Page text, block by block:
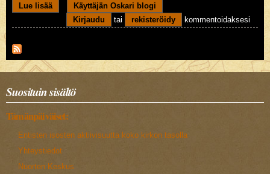
Lue lisää about Perspektiiviä isoskoulutukseen
Käyttäjän Oskari blogi
Kirjaudu
tai rekisteröidy kommentoidaksesi
Suosituin sisältö
Tämänpäiväiset:
Entisten isosten aktiivisuutta koko kirkon tasolla
Yhteystiedot
Nuorten Keskus